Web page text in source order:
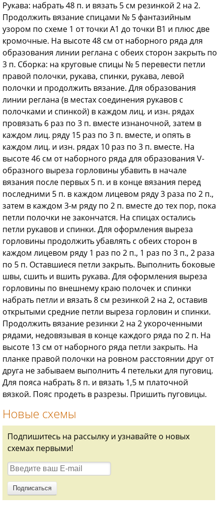
Рукава: набрать 48 п. и вязать 5 см резинкой 2 на 2.
Продолжить вязание спицами № 5 фантазийным
узором по схеме 1 от точки А1 до точки В1 и плюс две
кромочные. На высоте 48 см от наборного ряда для
образования линии реглана с обеих сторон закрыть по
3 п. Сборка: на круговые спицы № 5 перевести петли
правой полочки, рукава, спинки, рукава, левой
полочки и продолжить вязание. Для образования
линии реглана (в местах соединения рукавов с
полочками и спинкой) в каждом лиц. и изн. рядах
провязать 6 раз по 3 п. вместе изнаночной, затем в
каждом лиц. ряду 15 раз по 3 п. вместе, и опять в
каждом лиц. и изн. рядах 10 раз по 3 п. вместе. На
высоте 46 см от наборного ряда для образования V-
образного выреза горловины убавить в начале
вязания после первых 5 п. и в конце вязания перед
последними 5 п. в каждом лицевом ряду 3 раза по 2 п.,
затем в каждом 3-м ряду по 2 п. вместе до тех пор, пока
петли полочки не закончатся. На спицах остались
петли рукавов и спинки. Для оформления выреза
горловины продолжить убавлять с обеих сторон в
каждом лицевом ряду 1 раз по 2 п., 1 раз по 3 п., 2 раза
по 5 п. Оставшиеся петли закрыть. Выполнить боковые
швы, сшить и вшить рукава. Для оформления выреза
горловины по внешнему краю полочек и спинки
набрать петли и вязать 8 см резинкой 2 на 2, оставив
открытыми средние петли выреза горловин и спинки.
Продолжить вязание резинки 2 на 2 укороченными
рядами, недовязывая в конце каждого ряда по 2 п. На
высоте 13 см от наборного ряда петли закрыть. На
планке правой полочки на ровном расстоянии друг от
друга не забываем выполнить 4 петельки для пуговиц.
Для пояса набрать 8 п. и вязать 1,5 м платочной
вязкой. Пояс продеть в разрезы. Пришить пуговицы.
Новые схемы
Подпишитесь на рассылку и узнавайте о новых
схемах первыми!